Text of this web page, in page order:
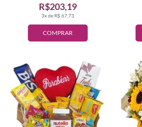
COMPRAR
3x de R$ 67,73
R$203,19